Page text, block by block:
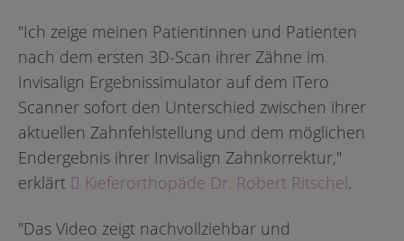
"Ich zeige meinen Patientinnen und Patienten
nach dem ersten 3D-Scan ihrer Zähne im
Invisalign Ergebnissimulator auf dem iTero
Scanner sofort den Unterschied zwischen ihrer
aktuellen Zahnfehlstellung und dem möglichen
Endergebnis ihrer Invisalign Zahnkorrektur,"
erklärt
Kieferorthopäde Dr. Robert Ritschel.
"Das Video zeigt nachvollziehbar und